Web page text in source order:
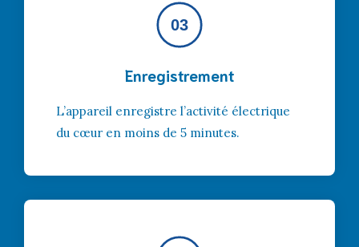
03
Enregistrement
L’appareil enregistre l’activité électrique
du cœur en moins de 5 minutes.